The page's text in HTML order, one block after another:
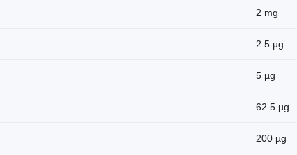
2 mg
2.5 µg
5 µg
62.5 µg
200 µg